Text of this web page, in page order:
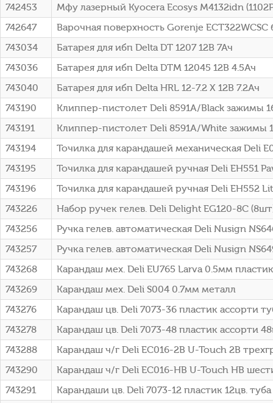
742453
Мфу лазерный Kyocera Ecosys M4132idn
742647
Варочная поверхность Gorenje ECT322WCSC
743034
Батарея для ибп Delta DT 1207 12В 7Ач
743036
Батарея для ибп Delta DTM 12045 12В 4.5Ач
743040
Батарея для ибп Delta HRL 12-7.2 X 12В 7.2Ач
743190
Клиппер-пистолет Deli 8591A/Black зажимы
743191
Клиппер-пистолет Deli 8591A/White зажимы
743194
Точилка для карандашей механическая Deli
743195
Точилка для карандашей ручная Deli EH551
743196
Точилка для карандашей ручная Deli EH552
743226
Набор ручек гелев. Deli Delight EG120-8C
743256
Ручка гелев. автоматическая Deli Nusign
743257
Ручка гелев. автоматическая Deli Nusign
743268
Карандаш мех. Deli EU765 Larva 0.5мм
743269
Карандаш мех. Deli S004 0.7мм металл
743276
Карандаш цв. Deli 7073-36 пластик ассорти
743278
Карандаш цв. Deli 7073-48 пластик ассорти
743288
Карандаш ч/г Deli EC016-2B U-Touch 2B
743290
Карандаш ч/г Deli EC016-HB U-Touch HB
743291
Карандаши цв. Deli 7073-12 пластик 12цв.